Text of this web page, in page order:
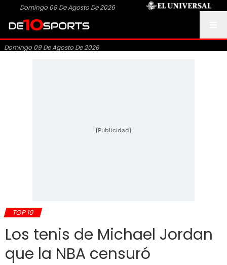
Domingo 09 De Agosto De 2026
Domingo 09 De Agosto De 2026
[Publicidad]
TOP 10
Los tenis de Michael Jordan
que la NBA censuró